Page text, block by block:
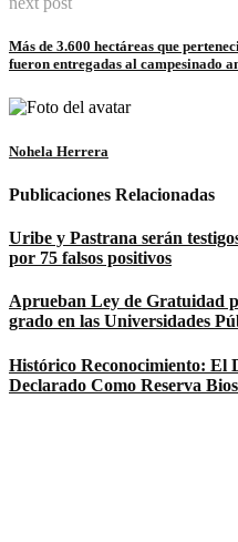
Más de 3.600 hectáreas que
fueron entregadas al campesinado
Nohela Herrera
Publicaciones Relacionadas
Uribe y Pastrana serán
por 75 falsos positivos
Aprueban Ley de Gratuidad
grado en las Universidades
Histórico Reconocimiento: El
Declarado Como Reserva